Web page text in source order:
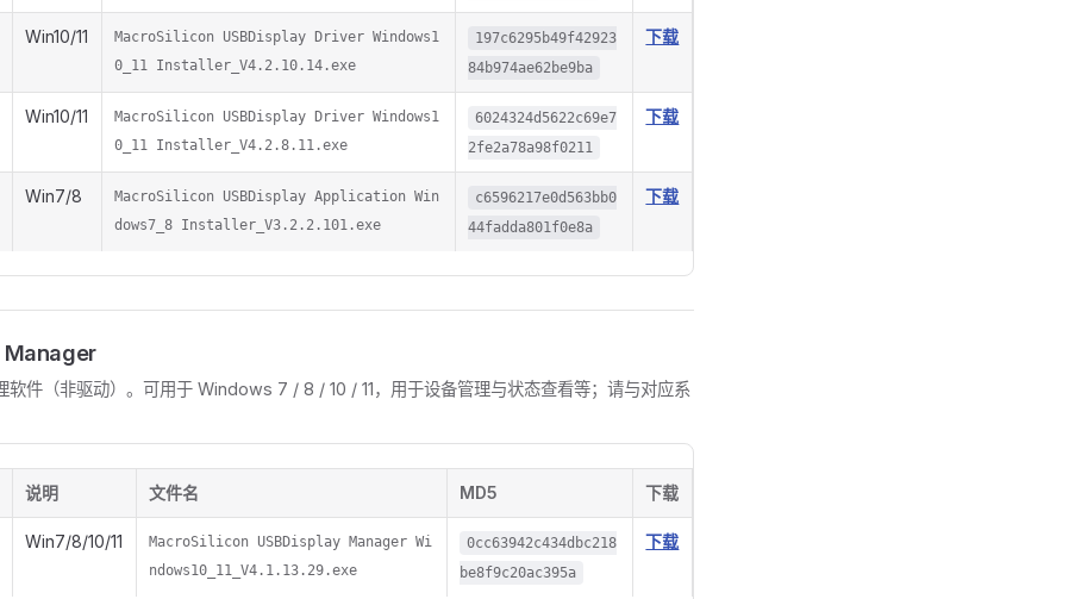
Win10/11
MacroSilicon USBDisplay Driver Windows1
0_11 Installer_V4.2.10.14.exe
197c6295b49f42923
84b974ae62be9ba
下载
Win10/11
MacroSilicon USBDisplay Driver Windows1
0_11 Installer_V4.2.8.11.exe
6024324d5622c69e7
2fe2a78a98f0211
下载
Win7/8
MacroSilicon USBDisplay Application Win
dows7_8 Installer_V3.2.2.101.exe
c6596217e0d563bb0
44fadda801f0e8a
下载
Manager
软件（非驱动）。可用于 Windows 7 / 8 / 10 / 11，用于设备管理与状态查看等；请与对应系
说明 文件名 MD5 下载
Win7/8/10/11
MacroSilicon USBDisplay Manager Wi
ndows10_11_V4.1.13.29.exe
0cc63942c434dbc218
be8f9c20ac395a
下载